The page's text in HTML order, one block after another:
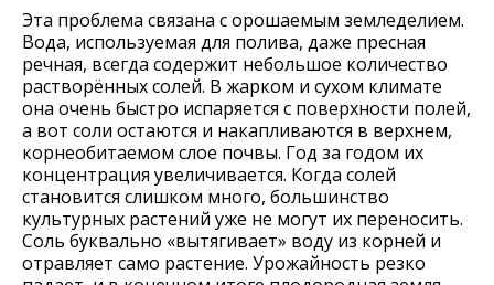
Эта проблема связана с орошаемым земледелием.
Вода, используемая для полива, даже пресная
речная, всегда содержит небольшое количество
растворённых солей. В жарком и сухом климате
она очень быстро испаряется с поверхности полей,
а вот соли остаются и накапливаются в верхнем,
корнеобитаемом слое почвы. Год за годом их
концентрация увеличивается. Когда солей
становится слишком много, большинство
культурных растений уже не могут их переносить.
Соль буквально «вытягивает» воду из корней и
отравляет само растение. Урожайность резко